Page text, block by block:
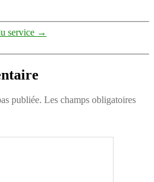
service →
publiée. Les champs obligatoires